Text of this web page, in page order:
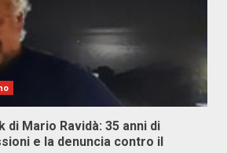
di Mario Ravidà: 35 anni di
e la denuncia contro il